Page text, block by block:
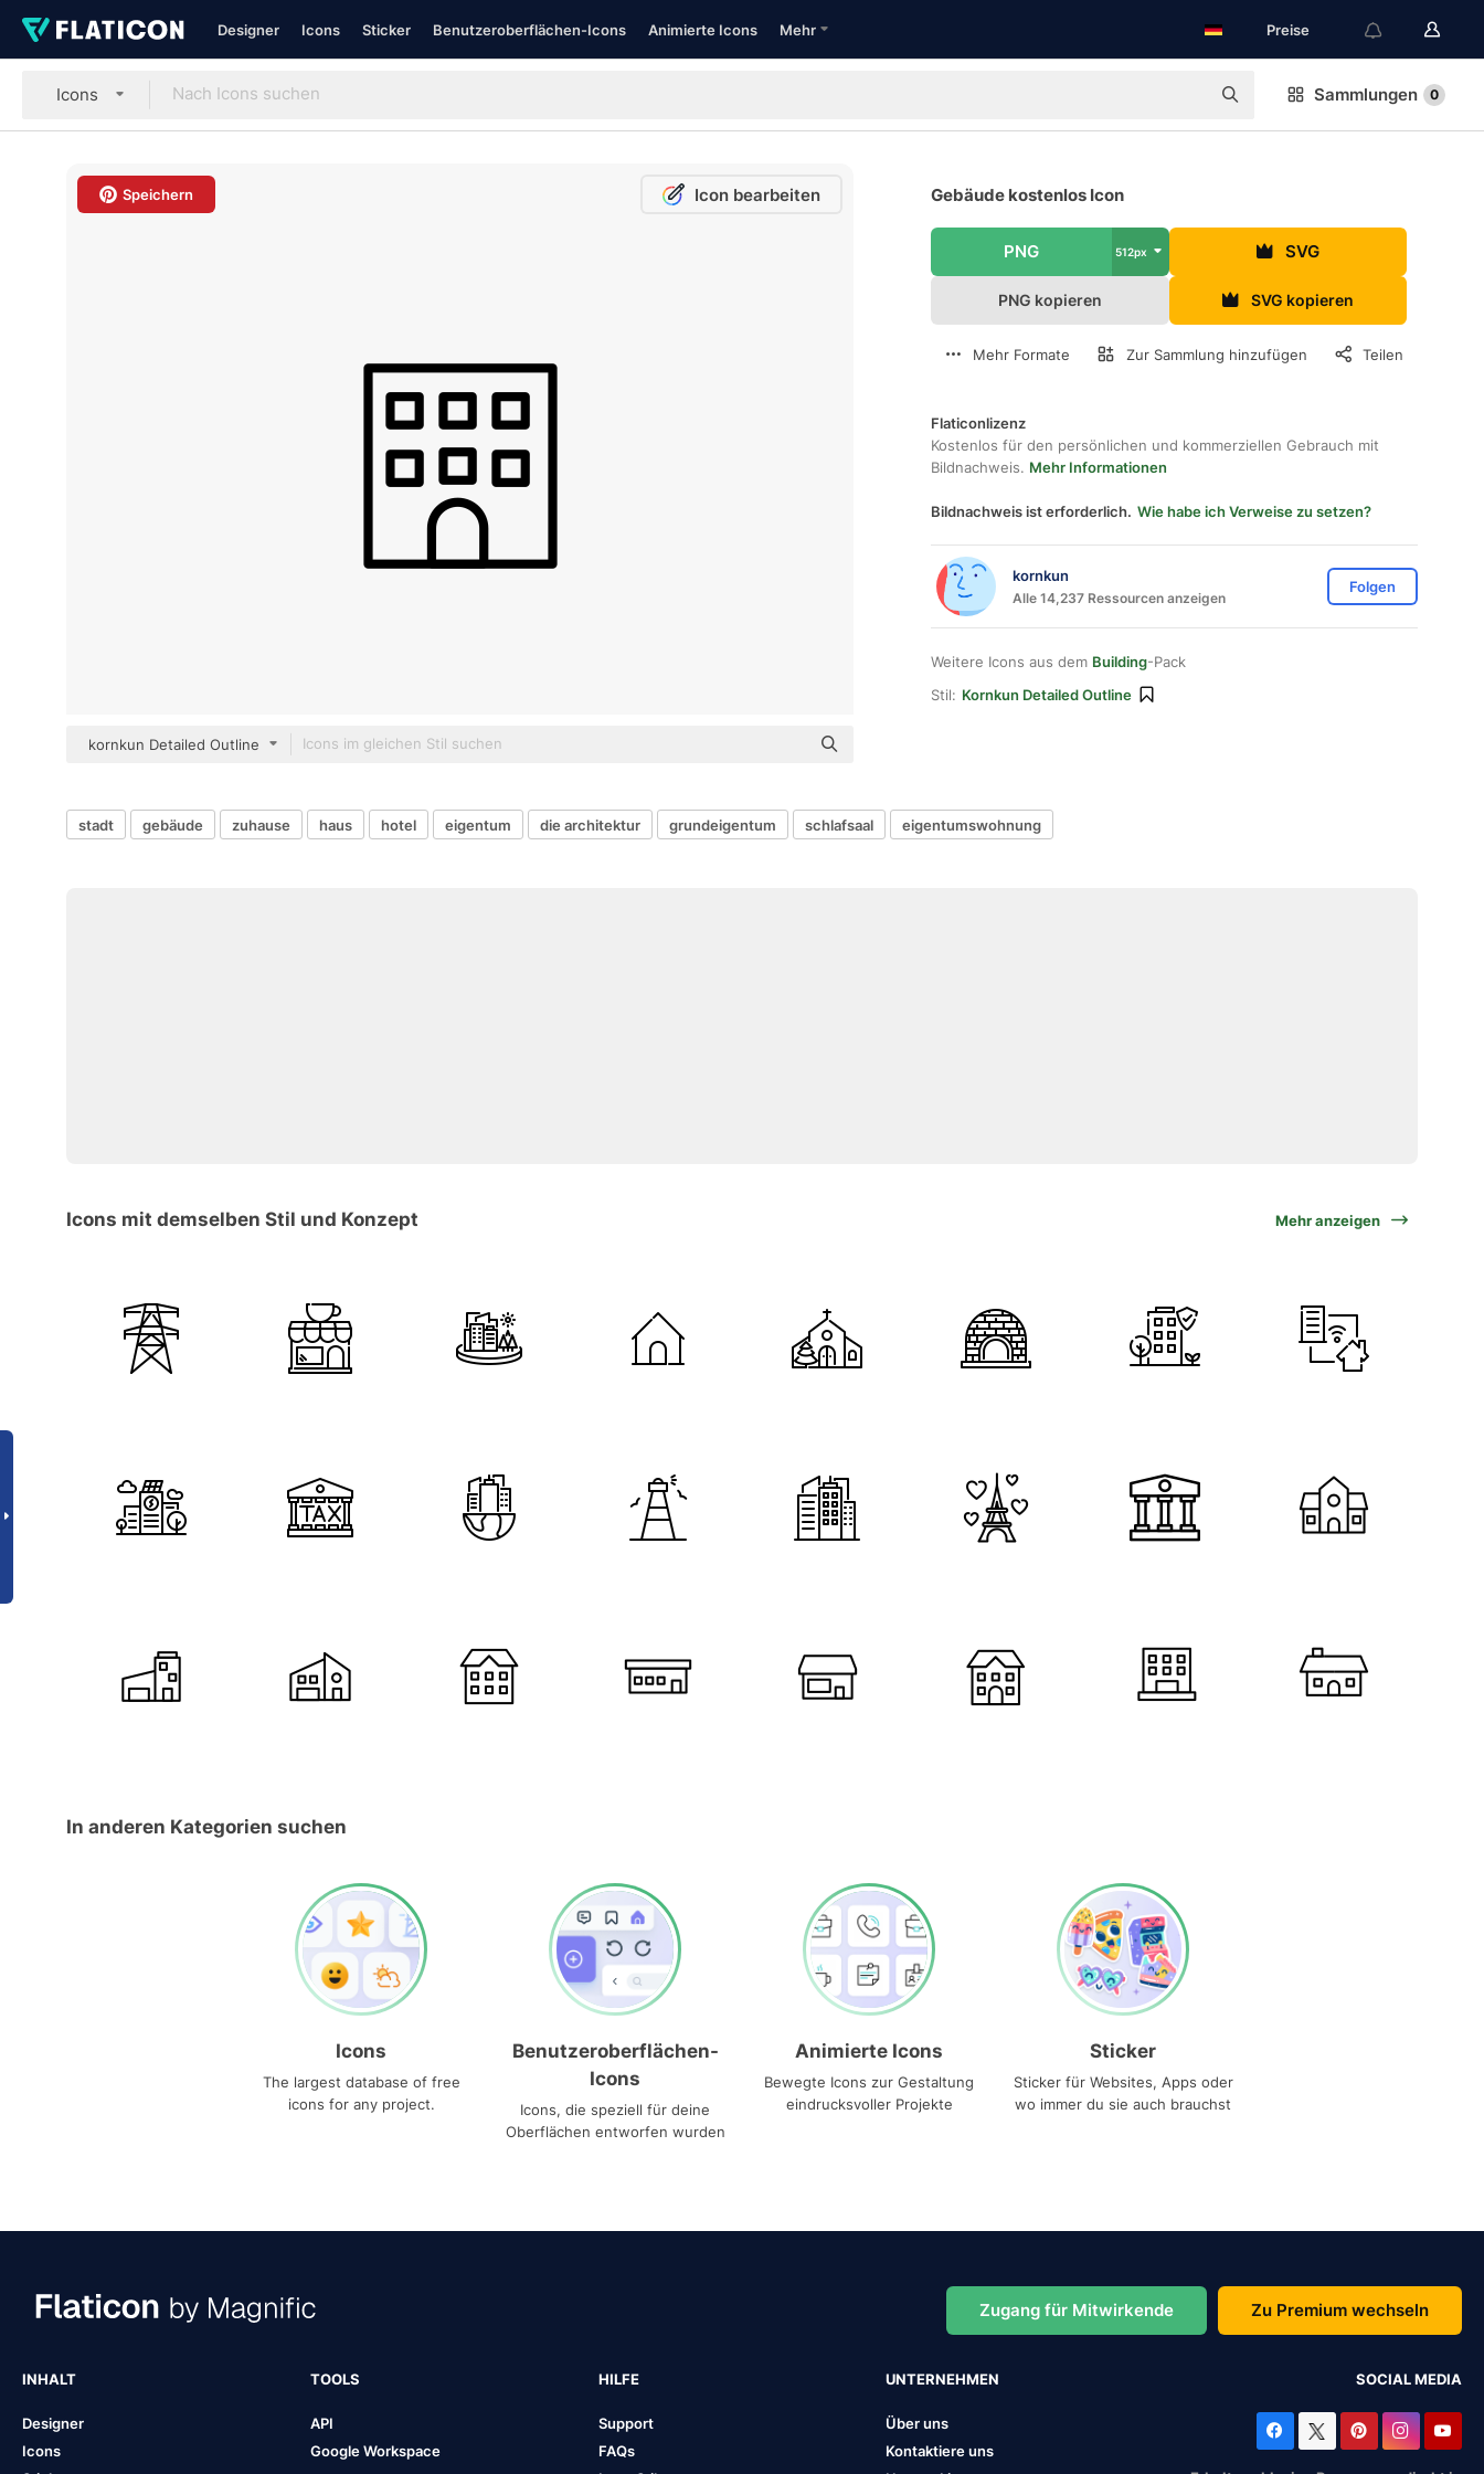
Designer Icons Sticker Benutzeroberflächen-Icons Animierte Icons Mehr Preise
Icons Sammlungen 0
Speichern Icon bearbeiten
kornkun Detailed Outline
Gebäude kostenlos Icon
PNG 512px SVG
PNG kopieren SVG kopieren
Mehr Formate Zur Sammlung hinzufügen Teilen
Flaticonlizenz
Kostenlos für den persönlichen und kommerziellen Gebrauch mit
Bildnachweis. Mehr Informationen
Bildnachweis ist erforderlich. Wie habe ich Verweise zu setzen?
kornkun
Alle 14,237 Ressourcen anzeigen
Folgen
Weitere Icons aus dem Building-Pack
Stil: Kornkun Detailed Outline
stadt gebäude zuhause haus hotel eigentum die architektur grundeigentum schlafsaal eigentumswohnung
Icons mit demselben Stil und Konzept Mehr anzeigen
In anderen Kategorien suchen
Icons
The largest database of free
icons for any project.
Benutzeroberflächen-
Icons
Icons, die speziell für deine
Oberflächen entworfen wurden
Animierte Icons
Bewegte Icons zur Gestaltung
eindrucksvoller Projekte
Sticker
Sticker für Websites, Apps oder
wo immer du sie auch brauchst
Zugang für Mitwirkende Zu Premium wechseln
INHALT
Designer
Icons
TOOLS
API
Google Workspace
HILFE
Support
FAQs
UNTERNEHMEN
Über uns
Kontaktiere uns
SOCIAL MEDIA